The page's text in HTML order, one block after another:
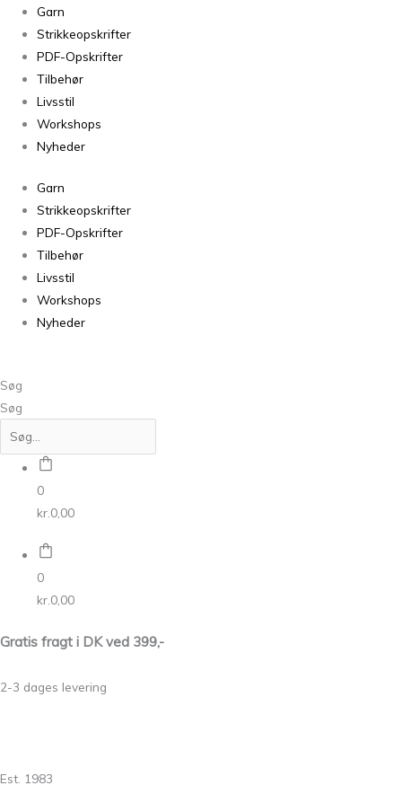
Garn
Strikkeopskrifter
PDF-Opskrifter
Tilbehør
Livsstil
Workshops
Nyheder
Garn
Strikkeopskrifter
PDF-Opskrifter
Tilbehør
Livsstil
Workshops
Nyheder
Søg
Søg
0
kr. 0,00
0
kr. 0,00
Gratis fragt i DK ved 399,-
2-3 dages levering
Est. 1983
Sunday
Bristol
Black
3800
antal